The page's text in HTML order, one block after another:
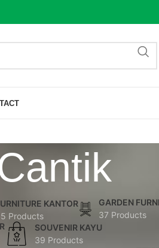
KANTOR
Products
GARDEN
37 Products
SOUVENIR KAYU
39 Products